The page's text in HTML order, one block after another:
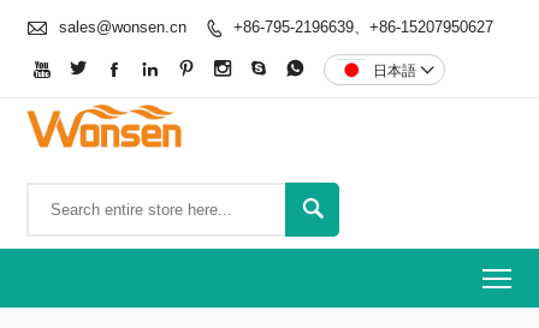
 sales@wonsen.cn  +86-795-2196639、+86-15207950627
        日本語 
